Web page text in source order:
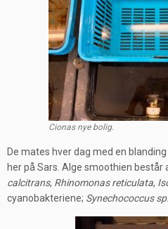
Cionas nye bolig.
De mates hver dag med en
her på Sars. Alge smoothien består
calcitrans, Rhinomonas reticulata,
cyanobakteriene; Synechococcus sp.